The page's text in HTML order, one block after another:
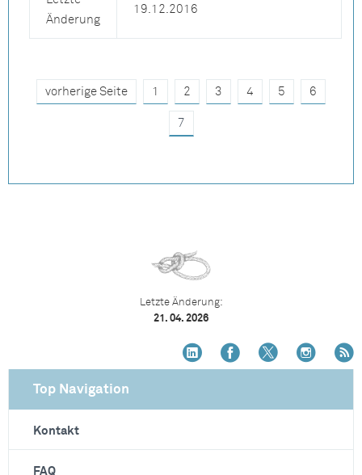
Änderung
19.12.2016
vorherige Seite 1 2 3 4 5 6
7
Letzte Änderung:
21. 04. 2026
Top Navigation
Kontakt
FAQ